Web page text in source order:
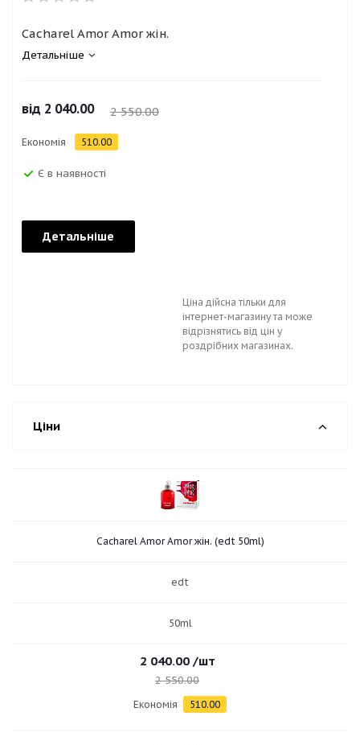
Cacharel Amor Amor жін.
Детальніше
від 2 040.00 2 550.00
Економія 510.00
Є в наявності
Детальніше
Ціна дійсна тільки для
інтернет-магазину та може
відрізнятись від цін у
роздрібних магазинах.
Ціни
Cacharel Amor Amor жін. (edt 50ml)
edt
50ml
2 040.00 /шт
2 550.00
Економія 510.00